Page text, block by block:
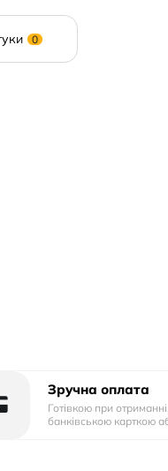
0
Зручна оплата
Готівкою при отриманні,
банківською карткою